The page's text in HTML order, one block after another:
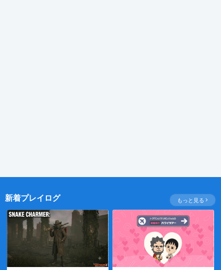
新着プレイログ もっと見る